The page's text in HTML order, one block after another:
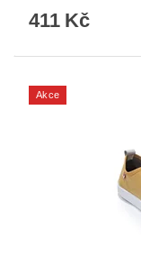
411 Kč
Akce